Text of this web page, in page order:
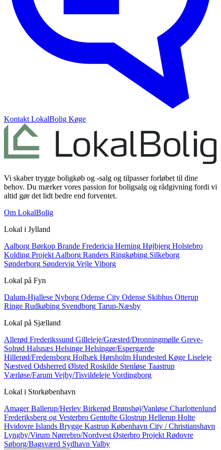
Kontakt LokalBolig Køge
Vi skaber trygge boligkøb og -salg og tilpasser forløbet til dine
behov. Du mærker vores passion for boligsalg og rådgivning fordi vi
altid gør det lidt bedre end forventet.
Om LokalBolig
Lokal i Jylland
Aalborg Børkop Brande Fredericia Herning Højbjerg Holstebro
Kolding Projekt Aalborg Randers Ringkøbing Silkeborg
Sønderborg Søndervig Vejle Viborg
Lokal på Fyn
Dalum-Hjallese Nyborg Odense City Odense Skibhus Otterup
Ringe Rudkøbing Svendborg Tarup-Næsby
Lokal på Sjælland
Allerød Frederikssund Gilleleje/Græsted/Dronningmølle Greve-
Solrød Halsnæs Helsinge Helsingør/Espergærde
Hillerød/Fredensborg Holbæk Hørsholm Hundested Køge Liseleje
Næstved Odsherred Ølsted Roskilde Stenløse Taastrup
Værløse/Farum Vejby/Tisvildeleje Vordingborg
Lokal i Storkøbenhavn
AmagerBallerup/Herlev Birkerød Brønshøj/Vanløse Charlottenlund
Frederiksberg og Vesterbro Gentofte Glostrup Hellerup Holte
Hvidovre Islands Brygge Kastrup København City / Christianshavn
Lyngby/Virum Nørrebro/Nordvest Østerbro Projekt Rødovre
Søborg/Bagsværd Sydhavn Valby